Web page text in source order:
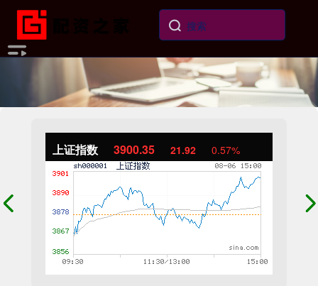
上证指数 3900.35 21.92 0.57%